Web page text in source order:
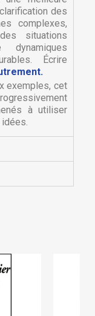
×
×
des produits
des
complexes,
situations
Écrire
exemples, cet
à utiliser